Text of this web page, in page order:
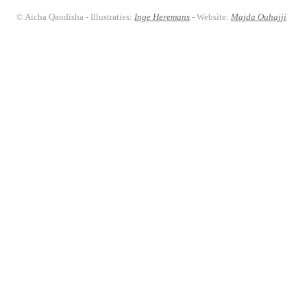
© Aicha Qandisha - Illustraties: Inge Heremans - Website: Majda Ouhajji